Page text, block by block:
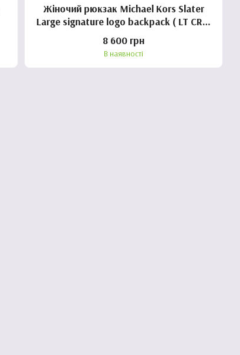
Жіночий рюкзак Michael Kors Slater
Large signature logo backpack ( LT CRM
8 600 грн
В наявності